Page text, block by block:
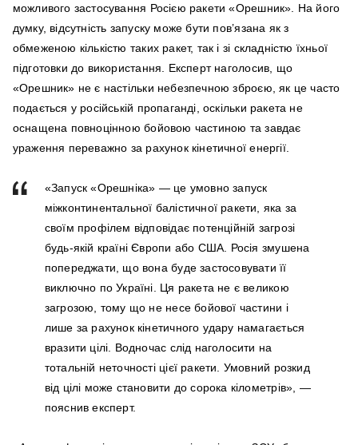
можливого застосування Росією ракети «Орешник». На його
думку, відсутність запуску може бути пов’язана як з
обмеженою кількістю таких ракет, так і зі складністю їхньої
підготовки до використання. Експерт наголосив, що
«Орешник» не є настільки небезпечною зброєю, як це часто
подається у російській пропаганді, оскільки ракета не
оснащена повноцінною бойовою частиною та завдає
ураження переважно за рахунок кінетичної енергії.
«Запуск «Орешніка» — це умовно запуск
міжконтинентальної балістичної ракети, яка за
своїм профілем відповідає потенційній загрозі
будь-якій країні Європи або США. Росія змушена
попереджати, що вона буде застосовувати її
виключно по Україні. Ця ракета не є великою
загрозою, тому що не несе бойової частини і
лише за рахунок кінетичного удару намагається
вразити цілі. Водночас слід наголосити на
тотальній неточності цієї ракети. Умовний розкид
від цілі може становити до сорока кілометрів», —
пояснив експерт.